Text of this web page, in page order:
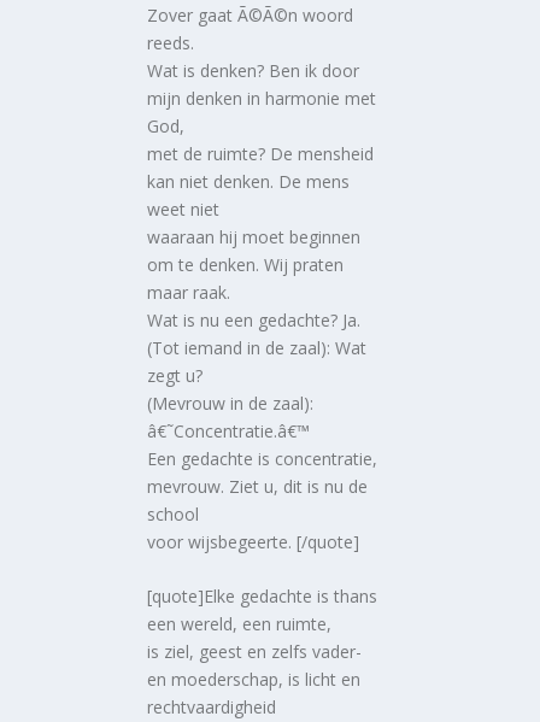
Zover gaat Ã©Ã©n woord
reeds.
Wat is denken? Ben ik door
mijn denken in harmonie met
God,
met de ruimte? De mensheid
kan niet denken. De mens
weet niet
waaraan hij moet beginnen
om te denken. Wij praten
maar raak.
Wat is nu een gedachte? Ja.
(Tot iemand in de zaal): Wat
zegt u?
(Mevrouw in de zaal):
â€˜Concentratie.â€™
Een gedachte is concentratie,
mevrouw. Ziet u, dit is nu de
school
voor wijsbegeerte. [/quote]
[quote]Elke gedachte is thans
een wereld, een ruimte,
is ziel, geest en zelfs vader-
en moederschap, is licht en
rechtvaardigheid